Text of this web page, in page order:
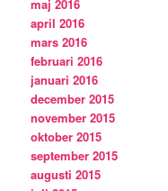
maj 2016
april 2016
mars 2016
februari 2016
januari 2016
december 2015
november 2015
oktober 2015
september 2015
augusti 2015